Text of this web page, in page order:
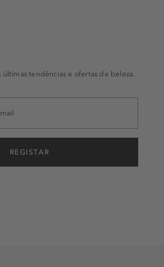
últimas tendências e ofertas de beleza.
REGISTAR